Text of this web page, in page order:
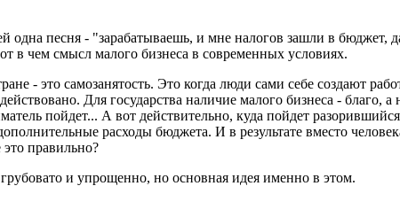
одна песня - "зарабатываешь, и мне налогов зашли в
в чем смысл малого бизнеса в современных условиях.
- это самозанятость. Это когда люди сами себе создают
Для государства наличие малого бизнеса -
пойдет... А вот действительно, куда пойдет
расходы бюджета. И в результате вместо
правильно?
и упрощенно, но основная идея именно в этом.